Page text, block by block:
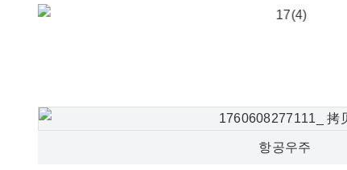
항공우주